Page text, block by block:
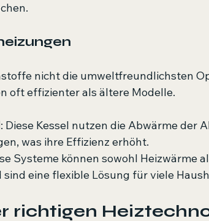
nicht die umweltfreundlichsten
oft effizienter als ältere Modelle.
: Diese Kessel nutzen die Abwärme der
was ihre Effizienz erhöht.
Systeme können sowohl Heizwärme
eine flexible Lösung für viele
richtigen